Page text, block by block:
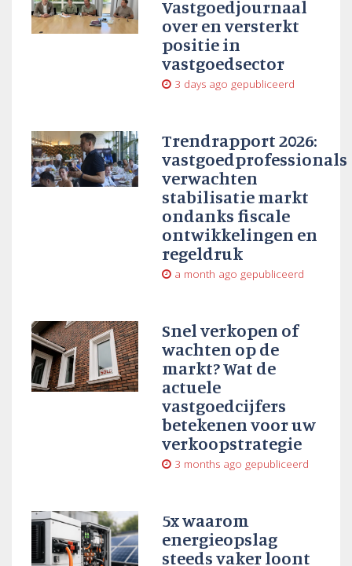
Vastgoedjournaal
over en versterkt
positie in
vastgoedsector
3 days ago gepubliceerd
Trendrapport 2026:
vastgoedprofessionals
verwachten
stabilisatie markt
ondanks fiscale
ontwikkelingen en
regeldruk
a month ago gepubliceerd
Snel verkopen of
wachten op de
markt? Wat de
actuele
vastgoedcijfers
betekenen voor uw
verkoopstrategie
3 months ago gepubliceerd
5x waarom
energieopslag
steeds vaker loont